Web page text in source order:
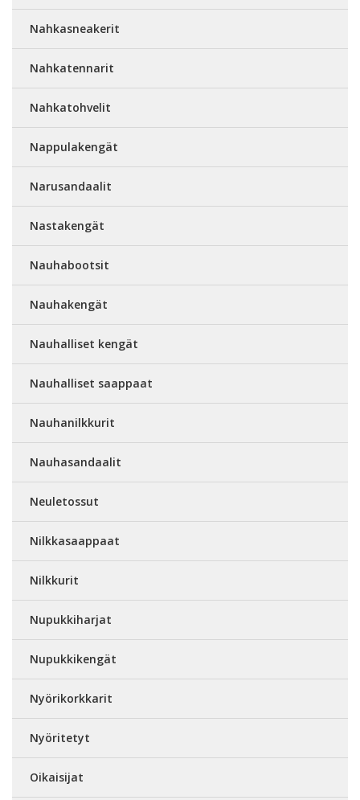
Nahkasneakerit
Nahkatennarit
Nahkatohvelit
Nappulakengät
Narusandaalit
Nastakengät
Nauhabootsit
Nauhakengät
Nauhalliset kengät
Nauhalliset saappaat
Nauhanilkkurit
Nauhasandaalit
Neuletossut
Nilkkasaappaat
Nilkkurit
Nupukkiharjat
Nupukkikengät
Nyörikorkkarit
Nyöritetyt
Oikaisijat